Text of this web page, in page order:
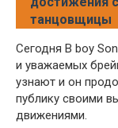
танцовщицы
Сегодня B boy
и уважаемых
узнают и он
публику своими
движениями.